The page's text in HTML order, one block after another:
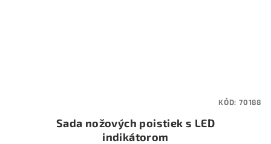
Sada nožových poistiek s LED
indikátorom
KÓD: 70188